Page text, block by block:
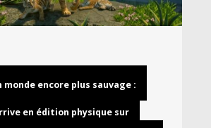
monde encore plus sauvage :
en édition physique sur